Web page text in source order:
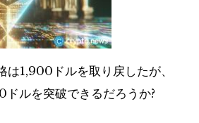
は1,900ドルを取り戻したが、
ルを突破できるだろうか?